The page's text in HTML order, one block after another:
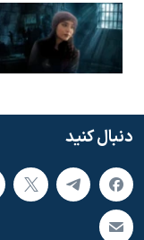
دنبال کنید